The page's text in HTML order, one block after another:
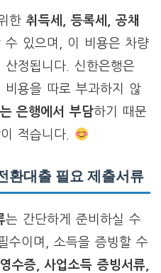
한취득세, 등록세, 공채
수 있으며, 이 비용은 차량
정됩니다. 신한은행은
비용을 따로 부과하지 않
은행에서 부담하기 때문
적습니다.
환대출 필요 제출서류
는 간단하게 준비하실 수
수이며, 소득을 증빙할 수
수증, 사업소득 증빙서류,